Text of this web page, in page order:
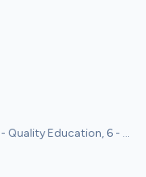
Quality Education, 6 -